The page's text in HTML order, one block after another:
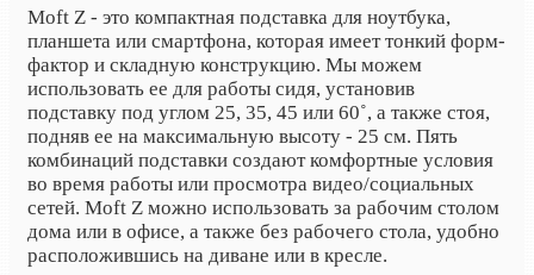
Moft Z - это компактная подставка для ноутбука,
планшета или смартфона, которая имеет тонкий форм-
фактор и складную конструкцию. Мы можем
использовать ее для работы сидя, установив
подставку под углом 25, 35, 45 или 60˚, а также стоя,
подняв ее на максимальную высоту - 25 см. Пять
комбинаций подставки создают комфортные условия
во время работы или просмотра видео/социальных
сетей. Moft Z можно использовать за рабочим столом
дома или в офисе, а также без рабочего стола, удобно
расположившись на диване или в кресле.